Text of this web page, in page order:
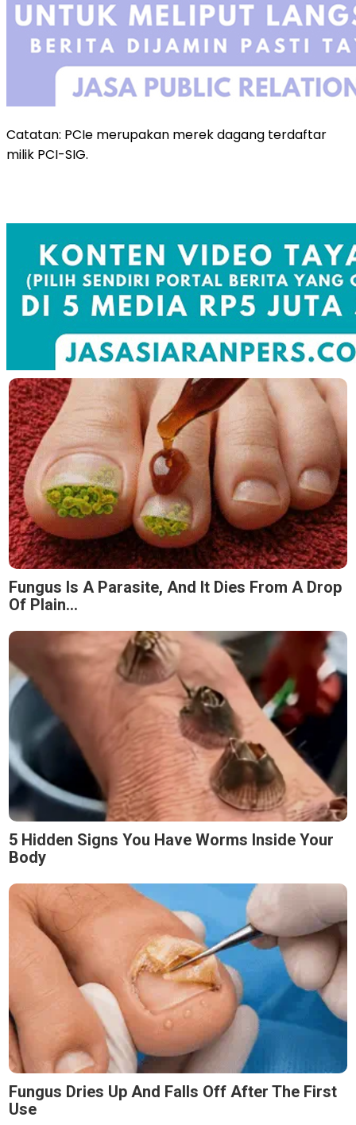
Catatan: PCIe merupakan merek dagang terdaftar
milik PCI-SIG.
Fungus Is A Parasite, And It Dies From A Drop
Of Plain...
5 Hidden Signs You Have Worms Inside Your
Body
Fungus Dries Up And Falls Off After The First
Use